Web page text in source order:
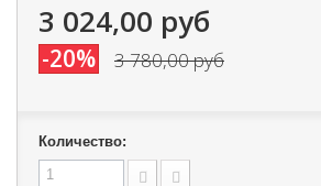
3 024,00 руб
-20% 3 780,00 руб
Количество: